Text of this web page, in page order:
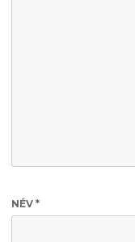
NÉV *